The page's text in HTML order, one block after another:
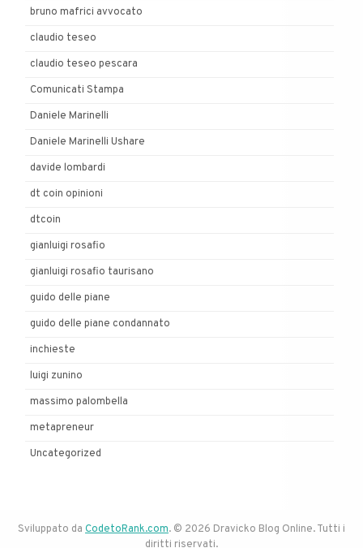
bruno mafrici avvocato
claudio teseo
claudio teseo pescara
Comunicati Stampa
Daniele Marinelli
Daniele Marinelli Ushare
davide lombardi
dt coin opinioni
dtcoin
gianluigi rosafio
gianluigi rosafio taurisano
guido delle piane
guido delle piane condannato
inchieste
luigi zunino
massimo palombella
metapreneur
Uncategorized
Sviluppato da CodetoRank.com. © 2026 Dravicko Blog Online. Tutti i
diritti riservati.